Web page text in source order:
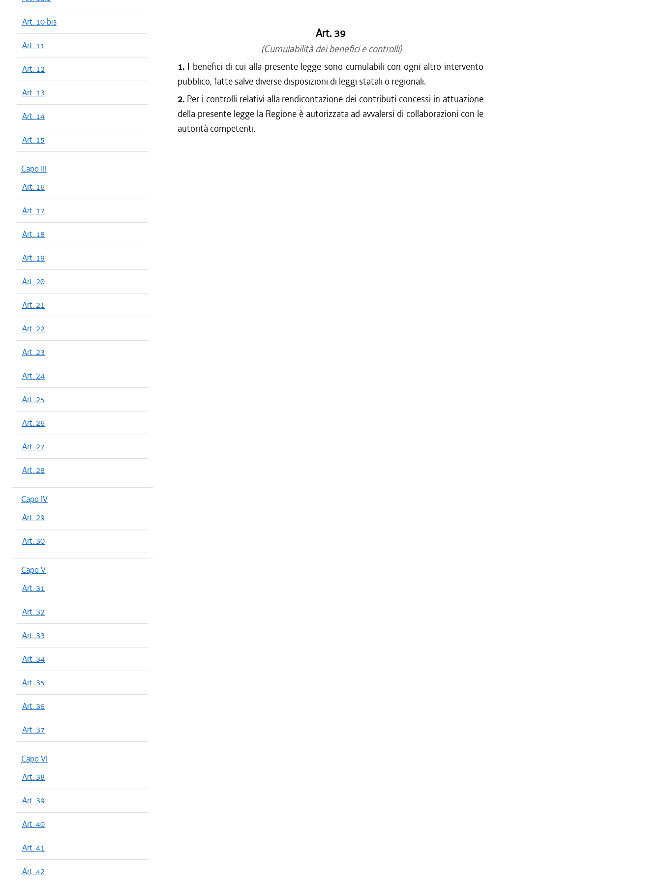
Art. 10 bis
Art. 11
Art. 12
Art. 13
Art. 14
Art. 15
Capo III
Art. 16
Art. 17
Art. 18
Art. 19
Art. 20
Art. 21
Art. 22
Art. 23
Art. 24
Art. 25
Art. 26
Art. 27
Art. 28
Capo IV
Art. 29
Art. 30
Capo V
Art. 31
Art. 32
Art. 33
Art. 34
Art. 35
Art. 36
Art. 37
Capo VI
Art. 38
Art. 39
Art. 40
Art. 41
Art. 42
Art. 39
(Cumulabilità dei benefici e controlli)
1. I benefici di cui alla presente legge sono cumulabili con ogni altro intervento
pubblico, fatte salve diverse disposizioni di leggi statali o regionali.
2. Per i controlli relativi alla rendicontazione dei contributi concessi in attuazione
della presente legge la Regione è autorizzata ad avvalersi di collaborazioni con le
autorità competenti.